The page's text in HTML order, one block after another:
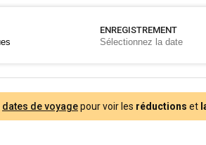
ENREGISTREMENT
dates de voyagepour voir les réductions et